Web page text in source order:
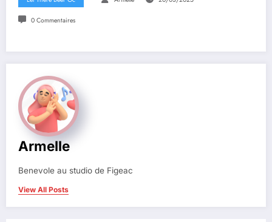
0 Commentaires
Armelle
Benevole au studio de Figeac
View All Posts